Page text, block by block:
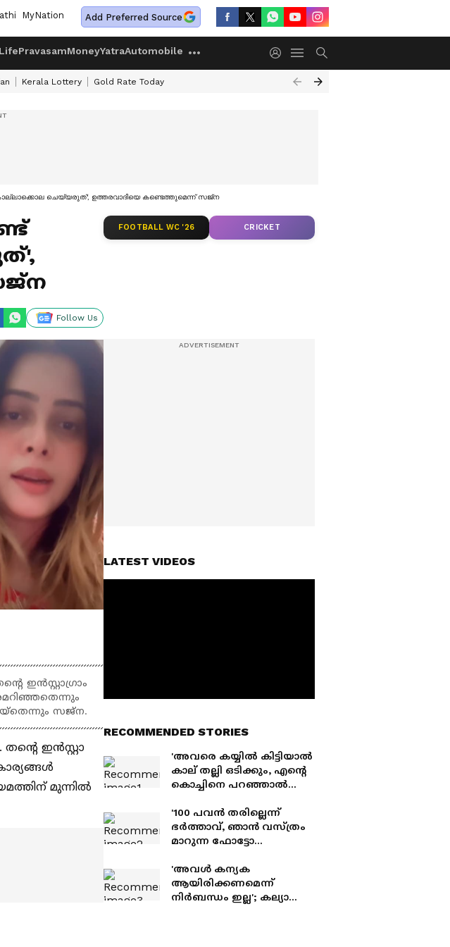
MyNation Add Preferred Source
LifePravasamMoneyYatraAutomobile
Kerala Lottery Gold Rate Today
ചെയ്യരുത്', ഉത്തരവാദിയെ കണ്ടെത്തുമെന്ന് സജ്ന
Follow Us
ഇൻസ്റ്റാഗ്രാം
സജ്ന.
ഇൻസ്റ്റാ​
മുന്നിൽ
FOOTBALL WC '26 CRICKET
LATEST VIDEOS
RECOMMENDED STORIES
'അവരെ കയ്യില്‍ കിട്ടിയാല്‍
കാല് തല്ലി ഒടിക്കും, എന്റെ
കൊച്ചിനെ പറഞ്ഞാൽ
വാക്കുകൾ വൈറൽ
'100 പവൻ തരില്ലെന്ന്
ഭർത്താവ്, ഞാൻ വസ്ത്രം
മാറുന്ന ഫോട്ടോ
ഞെട്ടിക്കുന്ന
വെളിപ്പെടുത്തലുമായി
മോനിഷ
'അവൾ കന്യക
ആയിരിക്കണമെന്ന്
നിർബന്ധം ഇല്ല'; കല്യാണം